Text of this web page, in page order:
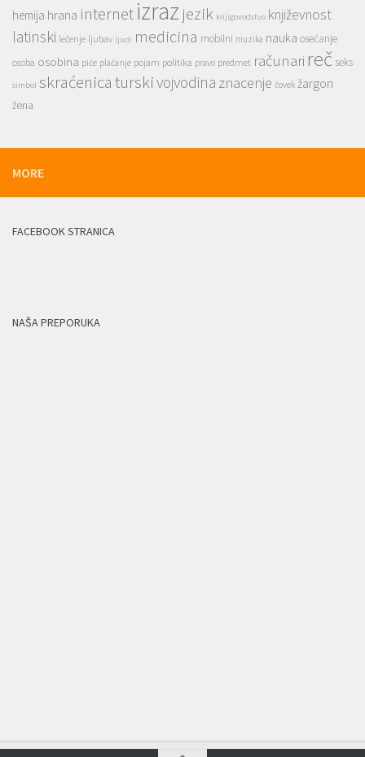
hemija hrana internetizraz jezik knjigovodstvo književnost
latinski lečenje ljubav ljudi medicina mobilni muzika nauka osećanje
osoba osobina piće plaćanje pojam politika pravo predmet računari reč seks
simbol skraćenicaturskivojvodina znacenje čovek žargon
žena
MORE
FACEBOOK STRANICA
NAŠA PREPORUKA